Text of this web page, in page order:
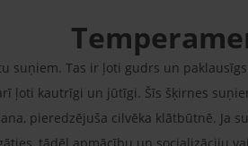
suņiem. Tas ir ļoti gudrs un
ļoti kautrīgi un jūtīgi. Šīs šķirnes
pieredzējuša cilvēka klātbūtnē. Ja